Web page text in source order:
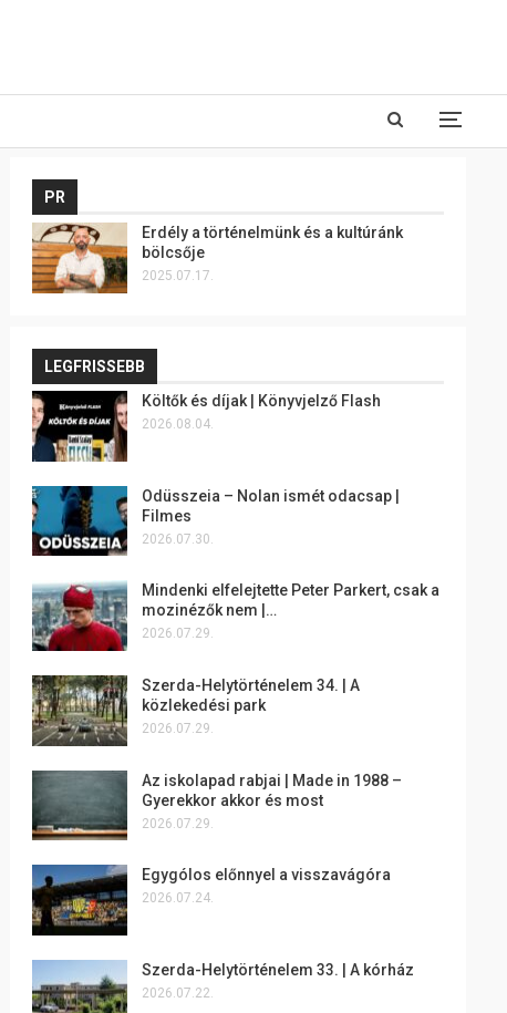
PR
Erdély a történelmünk és a kultúránk
bölcsője
2025.07.17.
LEGFRISSEBB
Költők és díjak | Könyvjelző Flash
2026.08.04.
Odüsszeia – Nolan ismét odacsap |
Filmes
2026.07.30.
Mindenki elfelejtette Peter Parkert, csak a
mozinézők nem |…
2026.07.29.
Szerda-Helytörténelem 34. | A
közlekedési park
2026.07.29.
Az iskolapad rabjai | Made in 1988 –
Gyerekkor akkor és most
2026.07.29.
Egygólos előnnyel a visszavágóra
2026.07.24.
Szerda-Helytörténelem 33. | A kórház
2026.07.22.